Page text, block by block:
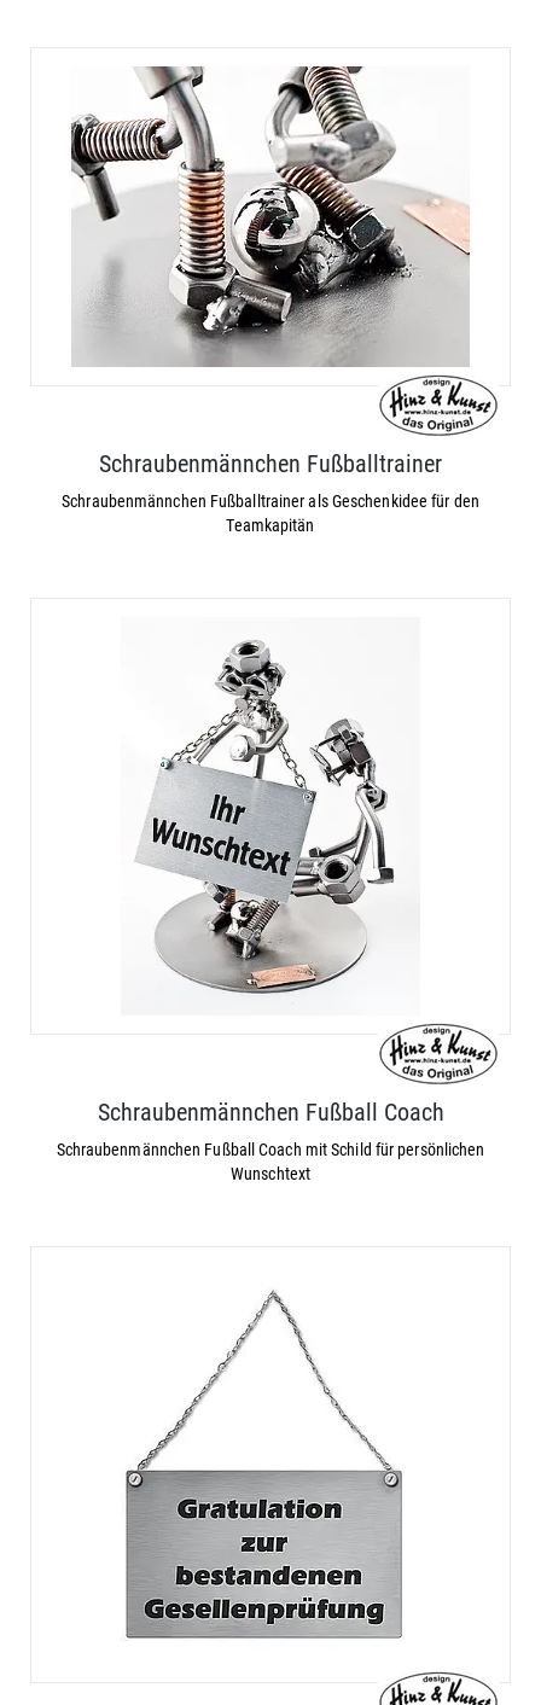
Schraubenmännchen Fußballtrainer
Schraubenmännchen Fußballtrainer als Geschenkidee für den
Teamkapitän
Schraubenmännchen Fußball Coach
Schraubenmännchen Fußball Coach mit Schild für persönlichen
Wunschtext